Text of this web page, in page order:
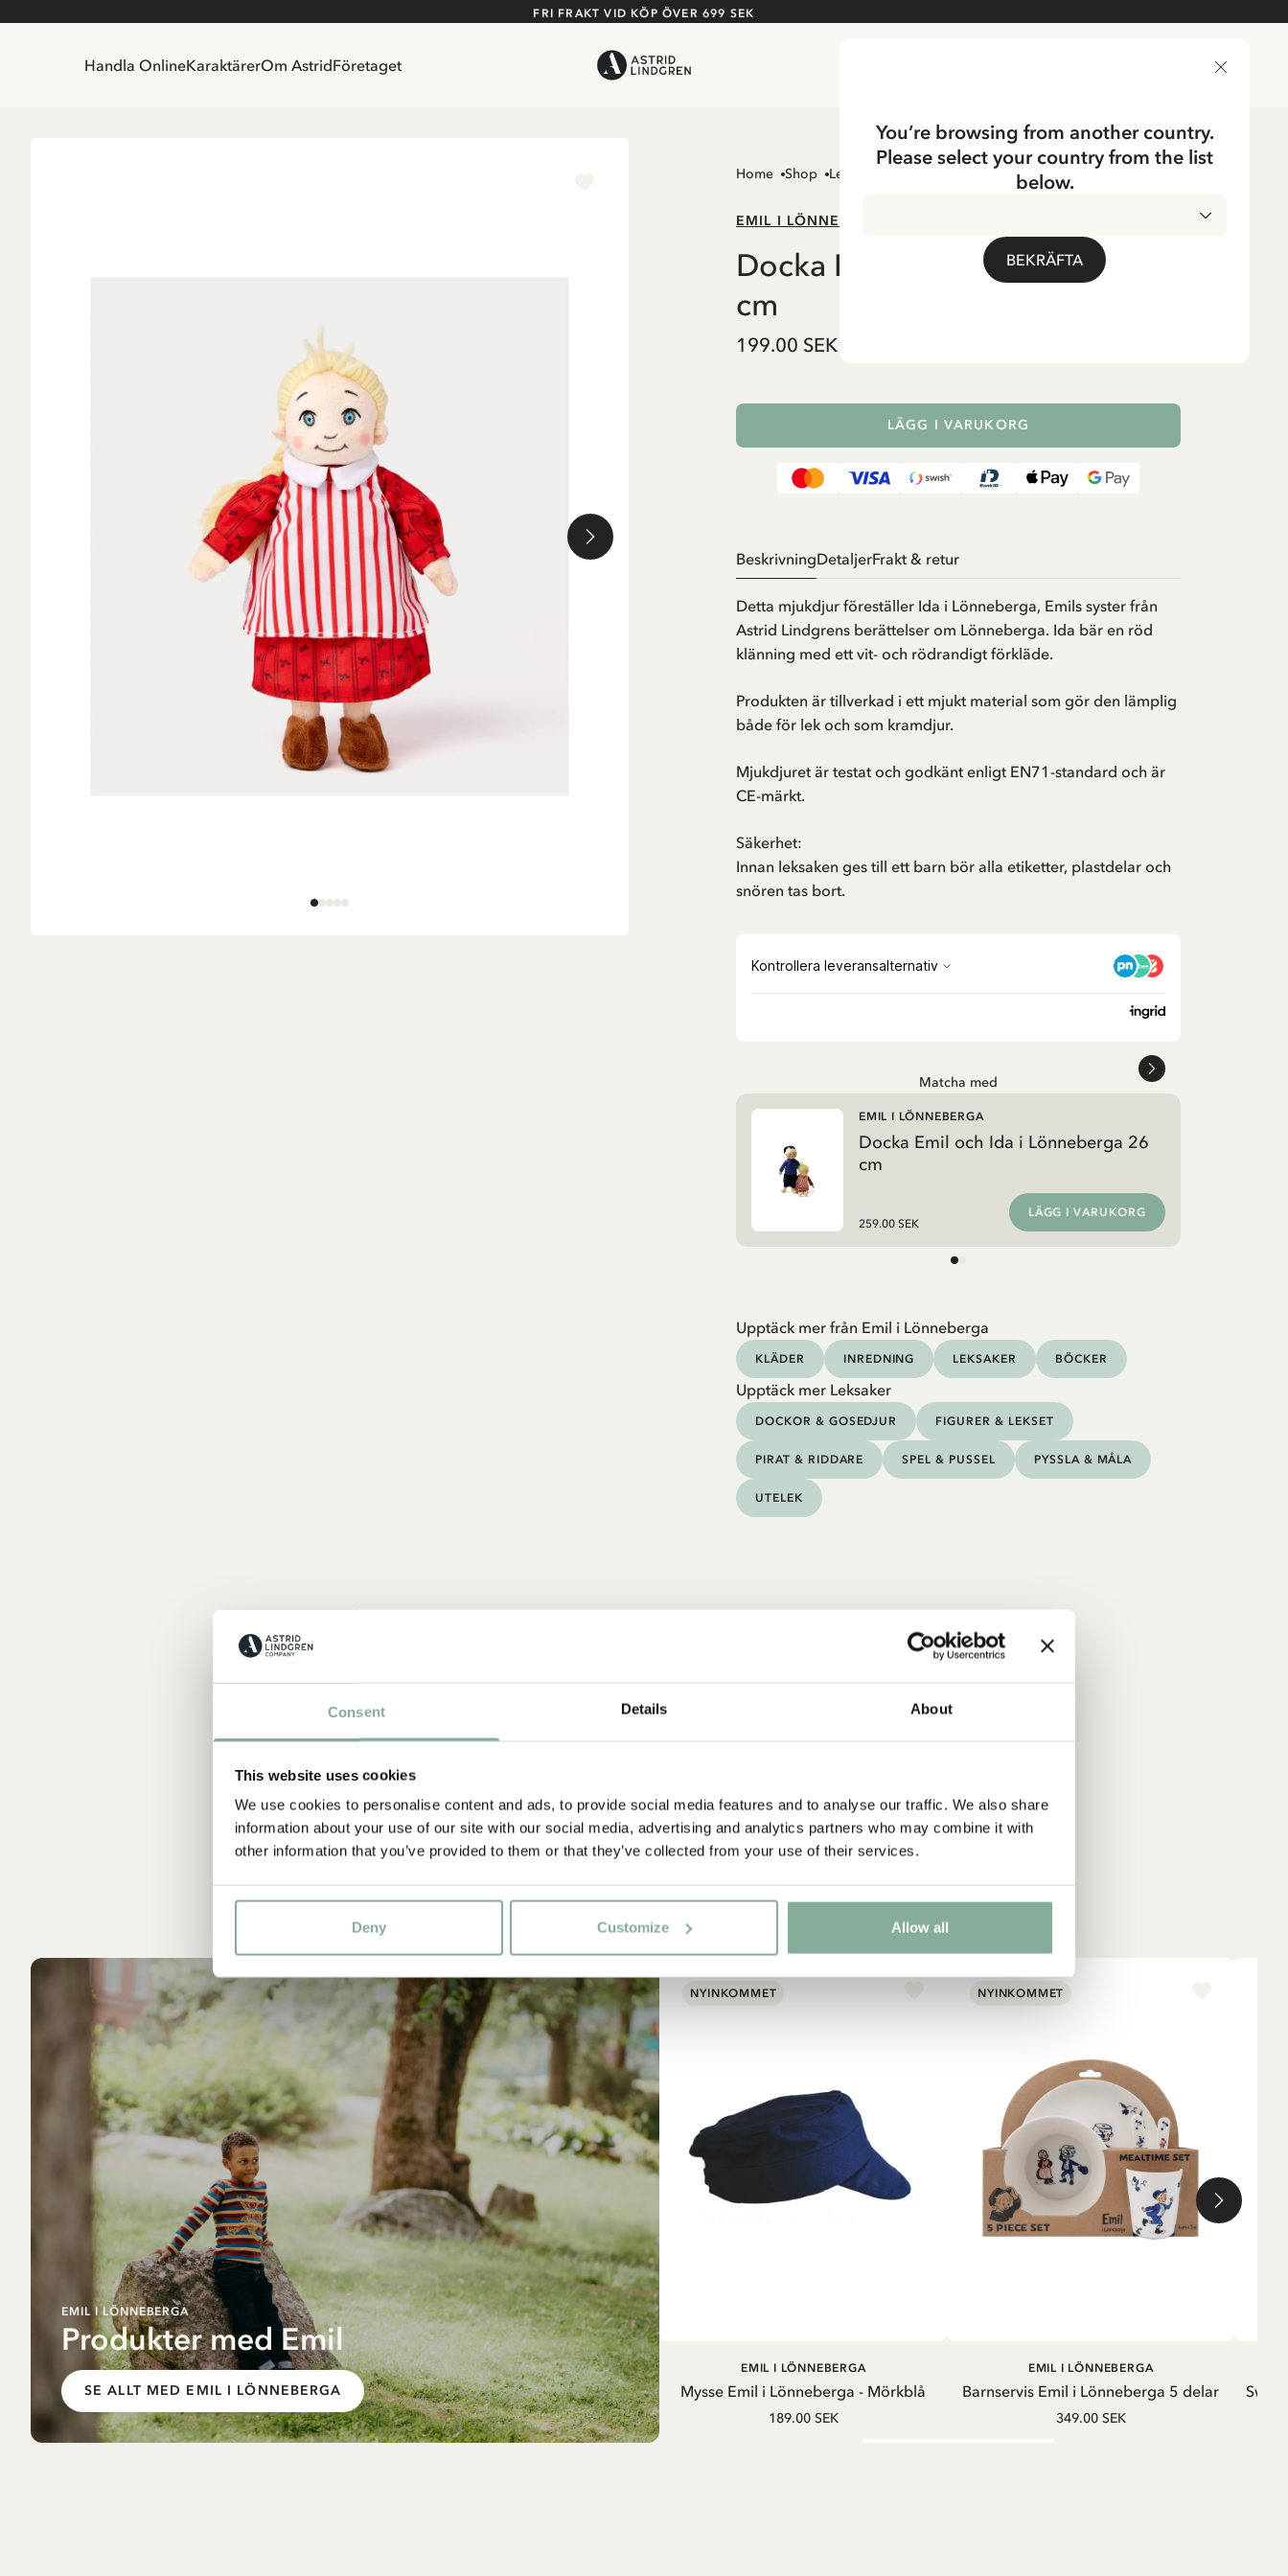
Consent Details About
This website uses cookies
We use cookies to personalise content and ads, to provide social media features and to analyse our traffic. We also share
information about your use of our site with our social media, advertising and analytics partners who may combine it with
other information that you’ve provided to them or that they’ve collected from your use of their services.
Deny Customize Allow all
FRI FRAKT VID KÖP ÖVER 699 SEK
Handla OnlineKaraktärerOm AstridFöretaget
Home Shop Leksaker Dockor & Gosedjur
EMIL I LÖNNEBERGA
Docka Ida i Lönneberga - 25
cm
199.00 SEK
LÄGG I VARUKORG
BeskrivningDetaljerFrakt & retur
Detta mjukdjur föreställer Ida i Lönneberga, Emils syster från
Astrid Lindgrens berättelser om Lönneberga. Ida bär en röd
klänning med ett vit- och rödrandigt förkläde.
Produkten är tillverkad i ett mjukt material som gör den lämplig
både för lek och som kramdjur.
Mjukdjuret är testat och godkänt enligt EN71-standard och är
CE-märkt.
Säkerhet:
Innan leksaken ges till ett barn bör alla etiketter, plastdelar och
snören tas bort.
Matcha med
Docka Emil och Ida i Lönneberga 26
cm
EMIL I LÖNNEBERGA
259.00 SEK
LÄGG I VARUKORG
Upptäck mer från Emil i Lönneberga
KLÄDER INREDNING LEKSAKER BÖCKER
Upptäck mer Leksaker
DOCKOR & GOSEDJUR FIGURER & LEKSET
PIRAT & RIDDARE SPEL & PUSSEL PYSSLA & MÅLA
UTELEK
EMIL I LÖNNEBERGA
Produkter med Emil
SE ALLT MED EMIL I LÖNNEBERGA
NYINKOMMET
LÄGG I VARUKORG
Mysse Emil i Lönneberga - Mörkblå
EMIL I LÖNNEBERGA
189.00 SEK
NYINKOMMET
LÄGG I VARUKORG
Barnservis Emil i Lönneberga 5 delar
EMIL I LÖNNEBERGA
349.00 SEK
You’re browsing from another country.
Please select your country from the list
below.
BEKRÄFTA